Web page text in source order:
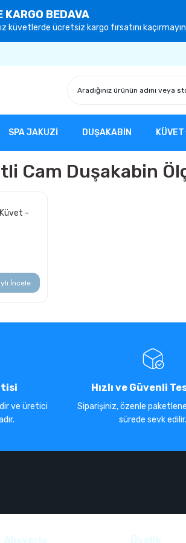
KARGO BEDAVA
küvetlerde ücretsiz kargo fırsatını
SPA JAKUZİ DUŞAKABİN KÜVET
Cam Duşakabin
-
İncele
ve üretici
Hızlı ve Güvenli
Siparişiniz, özenle
sürede sevk edilir.